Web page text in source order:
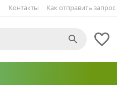
Как отправить запрос
Контакты

